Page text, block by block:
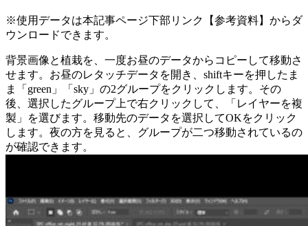
※使用データは本記事ページ下部リンク【参考資料】からダ
ウンロードできます。
背景画像と植栽を、一度お昼のデータからコピーして移動さ
せます。お昼のレタッチデータを開き、shiftキーを押したま
ま「green」「sky」の2グループをクリックします。その
後、選択したグループ上で右クリックして、「レイヤーを複
製」を選びます。移動先のデータを選択してOKをクリック
します。夜の方を見ると、グループが二つ移動されているの
が確認できます。